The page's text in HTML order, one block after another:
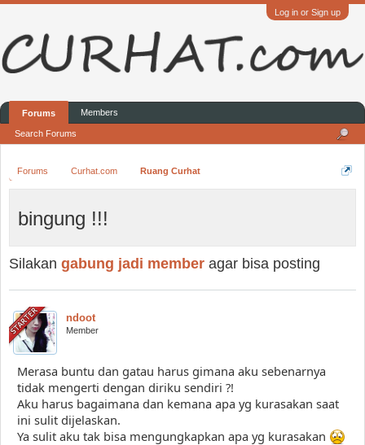
Log in or Sign up
Forums Curhat.com Ruang Curhat
bingung !!!
Silakan gabung jadi member agar bisa posting
ndoot
Member
Merasa buntu dan gatau harus gimana aku sebenarnya
tidak mengerti dengan diriku sendiri ?!
Aku harus bagaimana dan kemana apa yg kurasakan saat
ini sulit dijelaskan.
Ya sulit aku tak bisa mengungkapkan apa yg kurasakan
Forums
Search Forums
Members